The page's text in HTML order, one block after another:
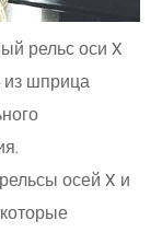
рельс оси X
из шприца
осей X и